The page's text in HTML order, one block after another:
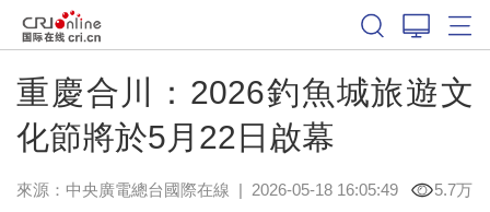
重慶合川：2026釣魚城旅遊文
化節將於5月22日啟幕
來源：中央廣電總台國際在線 | 2026-05-18 16:05:49 5.7万